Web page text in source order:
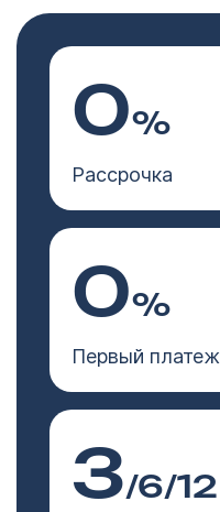
0%
Рассрочка
0%
Первый платеж
3/6/12